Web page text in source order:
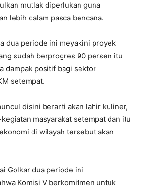
mutlak diperlukan guna
lebih dalam pasca bencana.
dua periode ini meyakini proyek
sudah berprogres 90 persen itu
dampak positif bagi sektor
setempat.
disini berarti akan lahir kuliner,
masyarakat setempat dan itu
di wilayah tersebut akan
Golkar dua periode ini
Komisi V berkomitmen untuk